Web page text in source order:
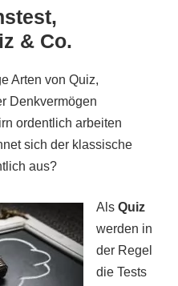
& Co.
Arten von Quiz,
Denkvermögen
ordentlich arbeiten
sich der klassische
aus?
Als Quiz
werden in
der Regel
die Tests